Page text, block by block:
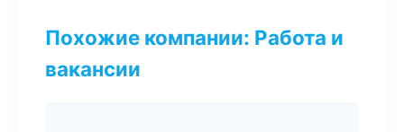
Похожие компании: Работа и
вакансии